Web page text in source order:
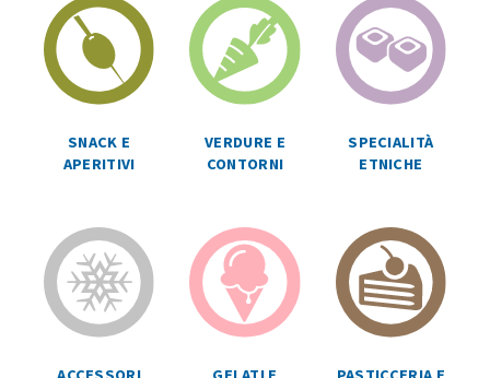
SNACK E
APERITIVI
VERDURE E
CONTORNI
SPECIALITÀ
ETNICHE